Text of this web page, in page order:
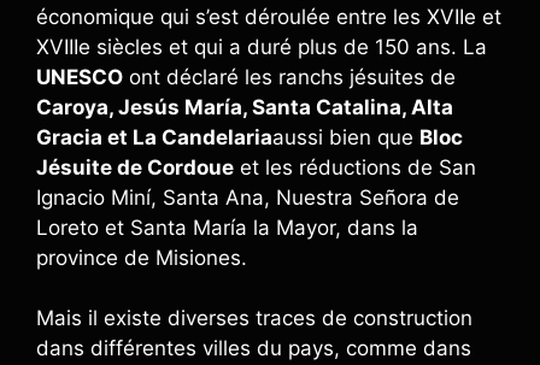
économique qui s’est déroulée entre les XVIIe et
XVIIIe siècles et qui a duré plus de 150 ans. La
UNESCO ont déclaré les ranchs jésuites de
Caroya, Jesús María, Santa Catalina, Alta
Gracia et La Candelariaaussi bien que Bloc
Jésuite de Cordoue et les réductions de San
Ignacio Miní, Santa Ana, Nuestra Señora de
Loreto et Santa María la Mayor, dans la
province de Misiones.
Mais il existe diverses traces de construction
dans différentes villes du pays, comme dans